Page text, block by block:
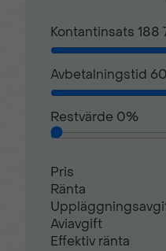
Förvaringsfack ovan
Högt placerat
Kontantinsats 188
Avbetalningstid 60
Restvärde 0%
Pris
Ränta
Aviavgift
Effektiv ränta